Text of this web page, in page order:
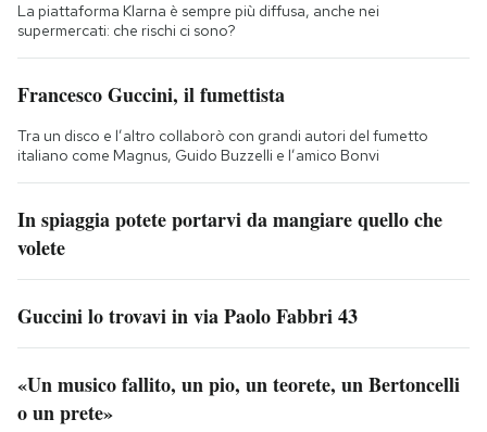
La piattaforma Klarna è sempre più diffusa, anche nei
supermercati: che rischi ci sono?
Francesco Guccini, il fumettista
Tra un disco e l’altro collaborò con grandi autori del fumetto
italiano come Magnus, Guido Buzzelli e l’amico Bonvi
In spiaggia potete portarvi da mangiare quello che
volete
Guccini lo trovavi in via Paolo Fabbri 43
«Un musico fallito, un pio, un teorete, un Bertoncelli
o un prete»